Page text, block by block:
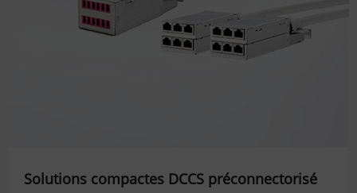
Solutions compactes DCCS préconnectorisé